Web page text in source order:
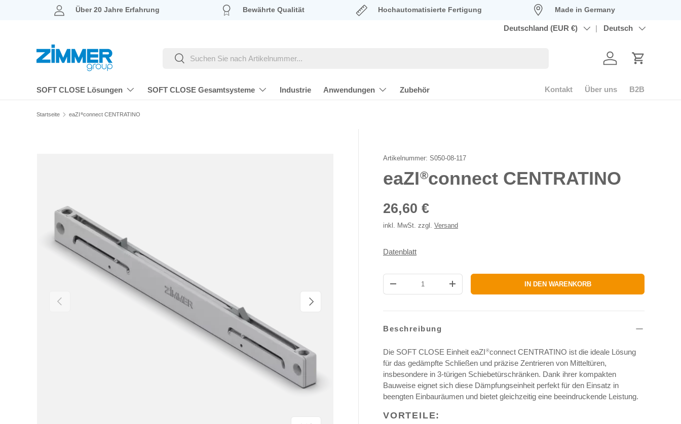
DIREKT ZUM INHALT
Über 20 Jahre Erfahrung Bewährte Qualität Hochautomatisierte Fertigung Made in Germany
Land/Region
Deutschland (EUR €) SpracheDeutsch
SuchenSuchen
Konto
SOFT CLOSE Lösungen SOFT CLOSE Gesamtsysteme Industrie Anwendungen Zubehör Kontakt Über uns B2B
Startseite eaZI ®connect CENTRATINO
VORHERIGE NÄCHSTE
Artikelnummer: S050-08-117
eaZI®connect CENTRATINO
Normaler Preis
26,60 €
inkl. MwSt. zzgl. Versand
Datenblatt
MENGE VERRINGERNMENGE ERHÖHEN IN DEN WARENKORB
Beschreibung
Die SOFT CLOSE Einheit eaZI ®connect CENTRATINO ist die ideale Lösung
für das gedämpfte Schließen und präzise Zentrieren von Mitteltüren,
insbesondere in 3-türigen Schiebetürschränken. Dank ihrer kompakten
Bauweise eignet sich diese Dämpfungseinheit perfekt für den Einsatz in
beengten Einbauräumen und bietet gleichzeitig eine beeindruckende Leistung.
VORTEILE: